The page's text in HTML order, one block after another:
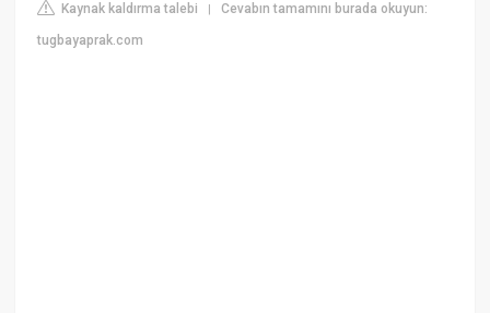
Kaynak kaldırma talebi |Cevabın tamamını burada okuyun:
tugbayaprak.com